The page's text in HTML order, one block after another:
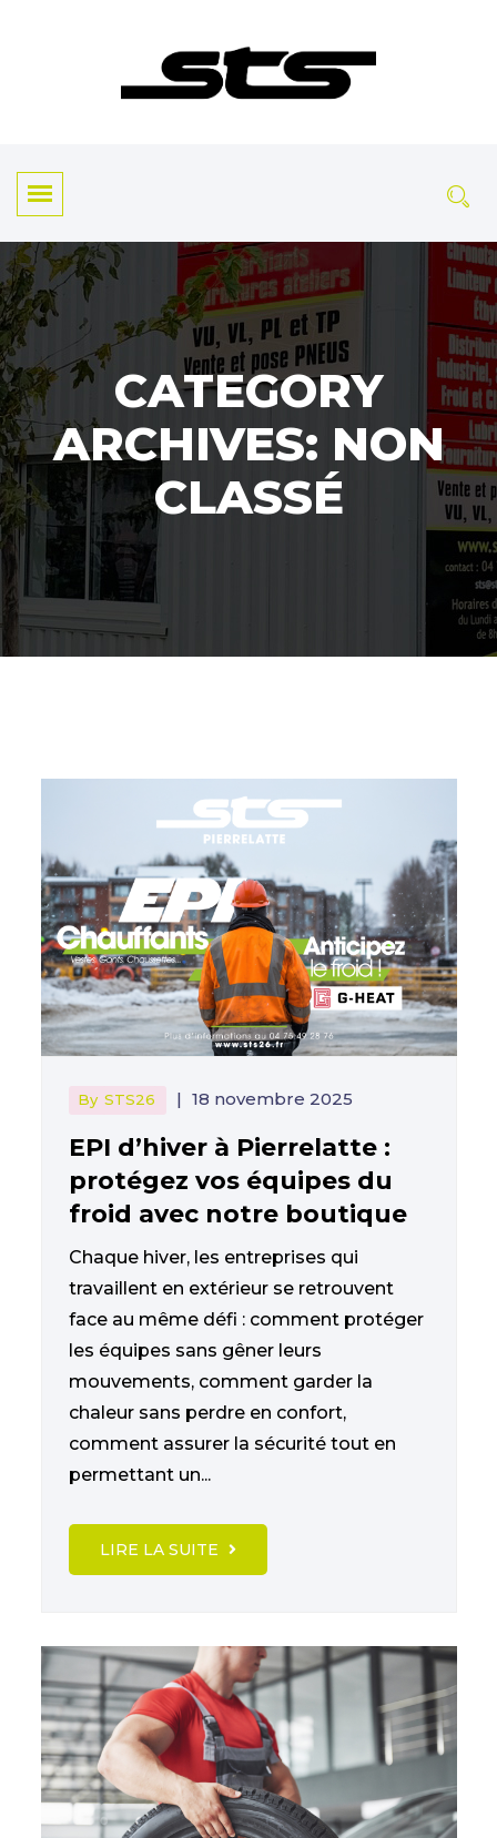
CATEGORY
ARCHIVES: NON
CLASSÉ
By STS26 | 18 novembre 2025
EPI d’hiver à Pierrelatte :
protégez vos équipes du
froid avec notre boutique
Chaque hiver, les entreprises qui
travaillent en extérieur se retrouvent
face au même défi : comment protéger
les équipes sans gêner leurs
mouvements, comment garder la
chaleur sans perdre en confort,
comment assurer la sécurité tout en
permettant un...
LIRE LA SUITE